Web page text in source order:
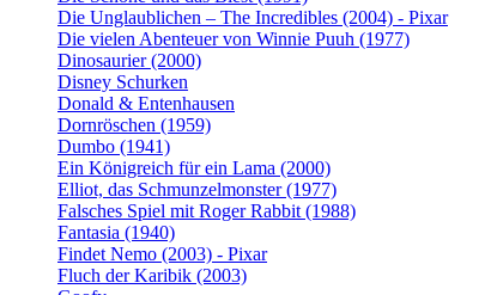
Die Unglaublichen – The Incredibles (2004) - Pixar
Die vielen Abenteuer von Winnie Puuh (1977)
Dinosaurier (2000)
Disney Schurken
Donald & Entenhausen
Dornröschen (1959)
Dumbo (1941)
Ein Königreich für ein Lama (2000)
Elliot, das Schmunzelmonster (1977)
Falsches Spiel mit Roger Rabbit (1988)
Fantasia (1940)
Findet Nemo (2003) - Pixar
Fluch der Karibik (2003)